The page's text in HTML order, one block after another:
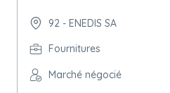
92 - ENEDIS SA
Fournitures
Marché négocié